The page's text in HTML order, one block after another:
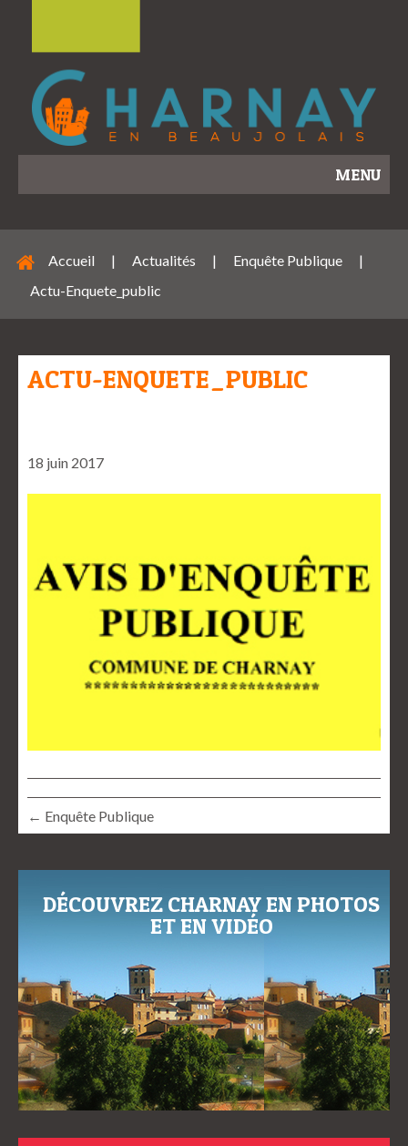
MENU
Accueil | Actualités | Enquête Publique
|
Actu-Enquete_public
ACTU-ENQUETE_PUBLIC
18 juin 2017
← Enquête Publique
DÉCOUVREZ CHARNAY EN PHOTOS
ET EN VIDÉO